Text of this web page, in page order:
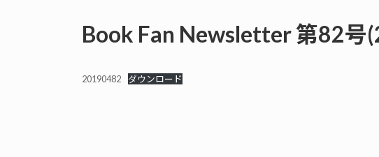
Book Fan Newsletter 第82号
20190482 ダウンロード